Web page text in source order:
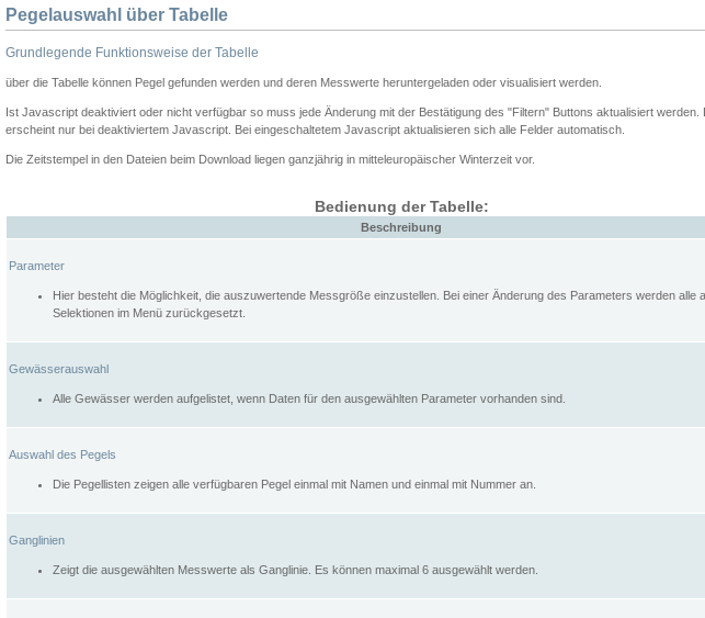
Pegelauswahl über Tabelle
Grundlegende Funktionsweise der Tabelle
über die Tabelle können Pegel gefunden werden und deren Messwerte heruntergeladen oder visualisiert werden.
Ist Javascript deaktiviert oder nicht verfügbar so muss jede Änderung mit der Bestätigung des "Filtern" Buttons aktualisiert werden.
erscheint nur bei deaktiviertem Javascript. Bei eingeschaltetem Javascript aktualisieren sich alle Felder automatisch.
Die Zeitstempel in den Dateien beim Download liegen ganzjährig in mitteleuropäischer Winterzeit vor.
Bedienung der Tabelle:
Beschreibung
Parameter
Hier besteht die Möglichkeit, die auszuwertende Messgröße einzustellen. Bei einer Änderung des Parameters werden alle
Selektionen im Menü zurückgesetzt.
Gewässerauswahl
Alle Gewässer werden aufgelistet, wenn Daten für den ausgewählten Parameter vorhanden sind.
Auswahl des Pegels
Die Pegellisten zeigen alle verfügbaren Pegel einmal mit Namen und einmal mit Nummer an.
Ganglinien
Zeigt die ausgewählten Messwerte als Ganglinie. Es können maximal 6 ausgewählt werden.